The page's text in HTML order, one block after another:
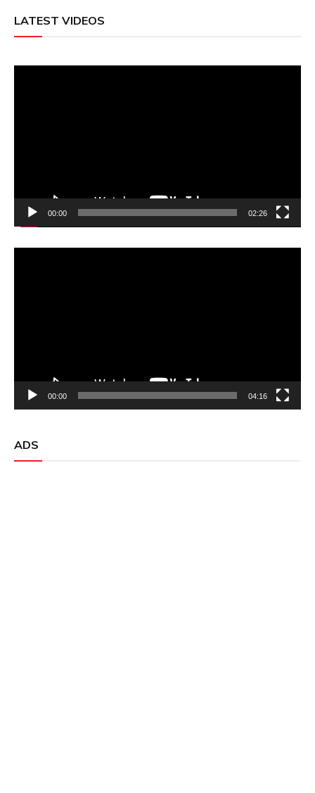
LATEST VIDEOS
00:00 02:26
00:00 04:16
ADS